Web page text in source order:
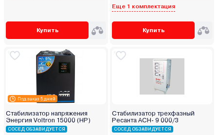
Купить
Еще 1 комплектация
Купить
Под заказ 5 дней
Стабилизатор напряжения
Энергия Voltron 15000 (HP)
СОСЕД ОБЗАВИДУЕТСЯ
Стабилизатор трехфазный
Ресанта АСН- 9 000/3
СОСЕД ОБЗАВИДУЕТСЯ